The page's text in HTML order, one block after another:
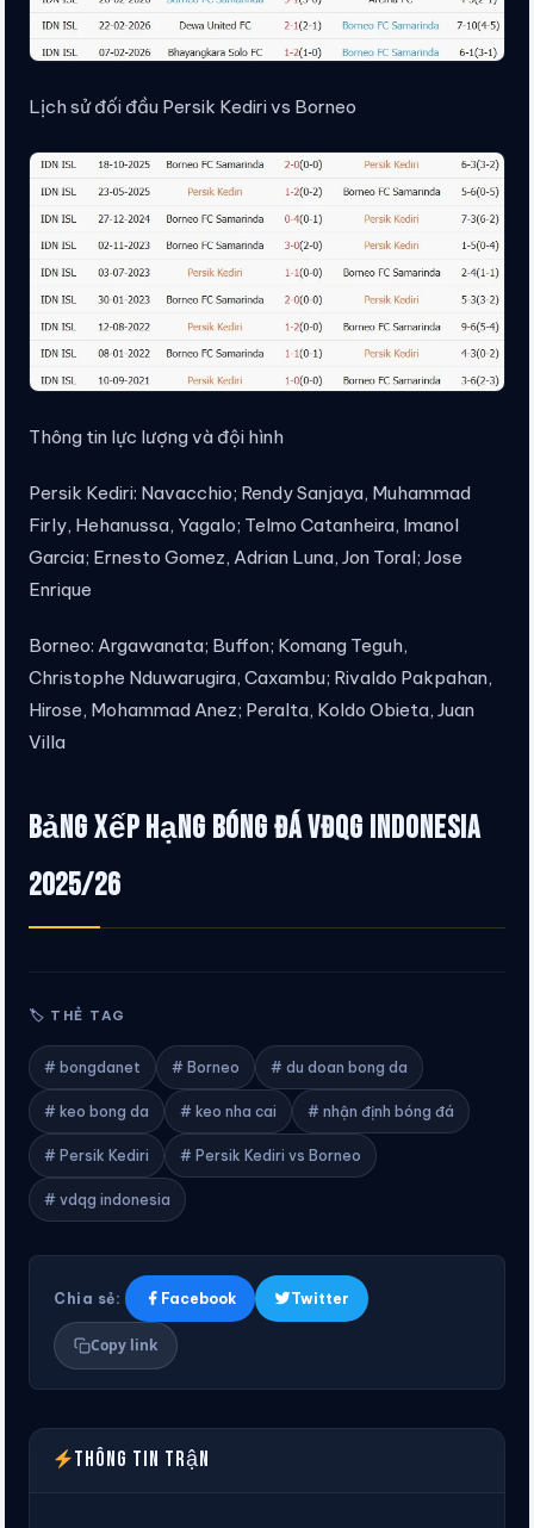
Lịch sử đối đầu Persik Kediri vs Borneo
Thông tin lực lượng và đội hình
Persik Kediri: Navacchio; Rendy Sanjaya, Muhammad
Firly, Hehanussa, Yagalo; Telmo Catanheira, Imanol
Garcia; Ernesto Gomez, Adrian Luna, Jon Toral; Jose
Enrique
Borneo: Argawanata; Buffon; Komang Teguh,
Christophe Nduwarugira, Caxambu; Rivaldo Pakpahan,
Hirose, Mohammad Anez; Peralta, Koldo Obieta, Juan
Villa
Bảng xếp hạng bóng đá VĐQG Indonesia
2025/26
🏷 THẺ TAG
# bongdanet # Borneo # du doan bong da
# keo bong da # keo nha cai # nhận định bóng đá
# Persik Kediri # Persik Kediri vs Borneo
# vdqg indonesia
Chia sẻ: Facebook Twitter
Copy link
Thông tin trận